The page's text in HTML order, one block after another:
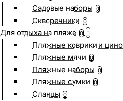
Садовые наборы 0
Скворечники 0
Для отдыха на пляже 0
Пляжные коврики и
Пляжные мячи 0
Пляжные наборы 0
Пляжные сумки 0
Сланцы 0